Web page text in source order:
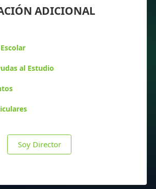
ADICIONAL
al Estudio
Soy Director